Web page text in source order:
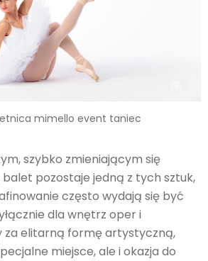
mimello event taniec
szybko zmieniającym się
balet pozostaje jedną z tych sztuk,
często wydają się być
dla wnętrz oper i
za elitarną formę artystyczną,
miejsce, ale i okazja do